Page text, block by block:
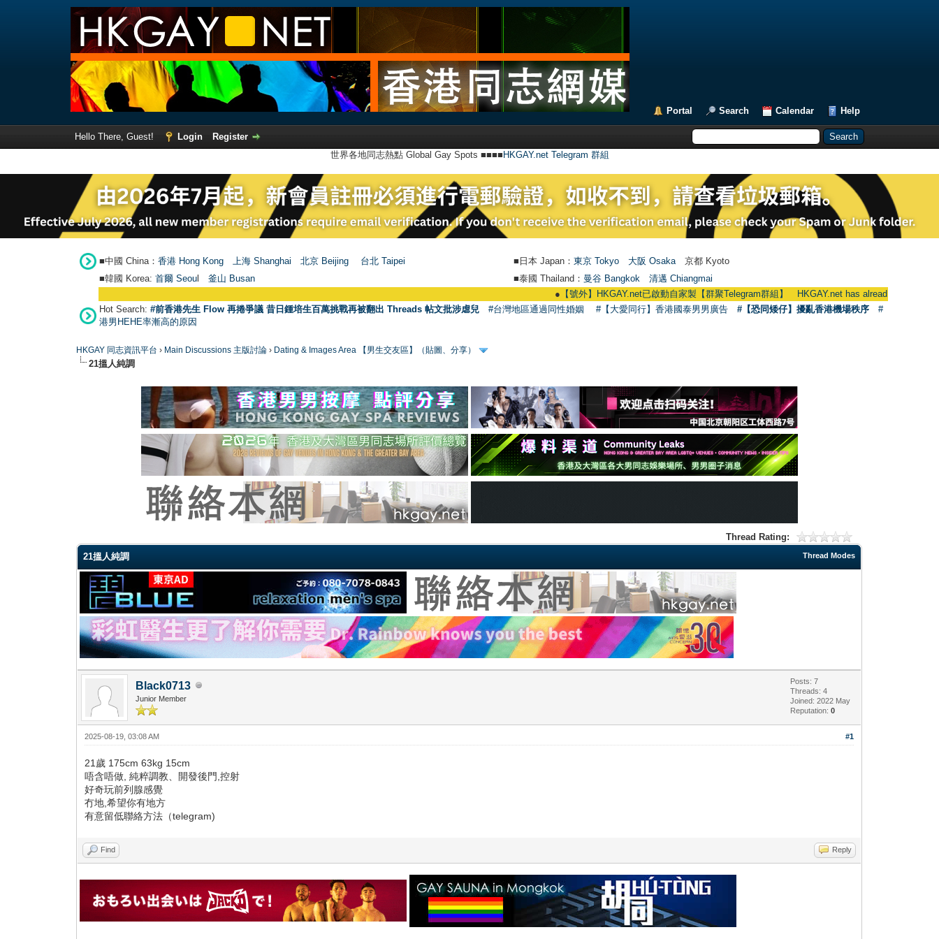
Portal Search Calendar Help
Hello There, Guest! Login
Register
世界各地同志熱點 Global Gay Spots ■■■■ HKGAY.net Telegram 群組
■中國 China： 香港 Hong Kong 上海 Shanghai 北京 Beijing 台北 Taipei ■日本 Japan： 東京 Tokyo 大阪 Osaka 京都 Kyoto
■韓國 Korea: 首爾 Seou 釜山 Busan ■泰國 Thailand： 曼谷 Bangkok
清邁 Chiangmai
【號外】HKGAY.net已啟動自家製【群聚Telegram群組】 HKGAY.net has already opened a
Hot Search: #前香港先生 Flow 再捲爭議 昔日鍾培生百萬挑戰再被翻出 Threads 帖文批涉虐兒 #台灣地區通過同性婚姻 #【大愛同行】香港國泰男男廣告 #【恐同矮仔】擾亂香港機場秩序
#
港男HEHE率漸高的原因
HKGAY 同志資訊平台 › Main Discussions 主版討論 › Dating & Images Area 【男生交友區】（貼圖、分享）
21搵人純調
Thread Rating:
Thread Modes
21搵人純調
Black0713
Junior Member
Posts: 7
Threads: 4
Joined: 2022 May
Reputation:0
#1
2025-08-19, 03:08 AM
21歲 175cm 63kg 15cm
唔含唔做, 純粹調教、開發後門,控射
好奇玩前列腺感覺
冇地,希望你有地方
有意留低聯絡方法（telegram)
Find Reply